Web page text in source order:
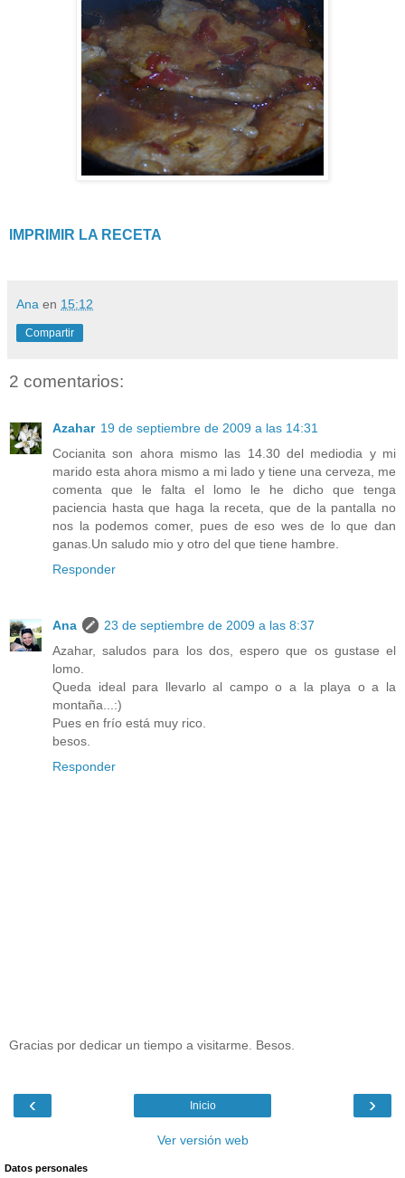
IMPRIMIR LA RECETA
Ana en 15:12
Compartir
2 comentarios:
Azahar 19 de septiembre de 2009 a las 14:31
Cocianita son ahora mismo las 14.30 del mediodia y mi
marido esta ahora mismo a mi lado y tiene una cerveza, me
comenta que le falta el lomo le he dicho que tenga
paciencia hasta que haga la receta, que de la pantalla no
nos la podemos comer, pues de eso wes de lo que dan
ganas.Un saludo mio y otro del que tiene hambre.
Responder
Ana
23 de septiembre de 2009 a las 8:37
Azahar, saludos para los dos, espero que os gustase el
lomo.
Queda ideal para llevarlo al campo o a la playa o a la
montaña...:)
Pues en frío está muy rico.
besos.
Responder
Gracias por dedicar un tiempo a visitarme. Besos.
‹ ›
Inicio
Ver versión web
Datos personales